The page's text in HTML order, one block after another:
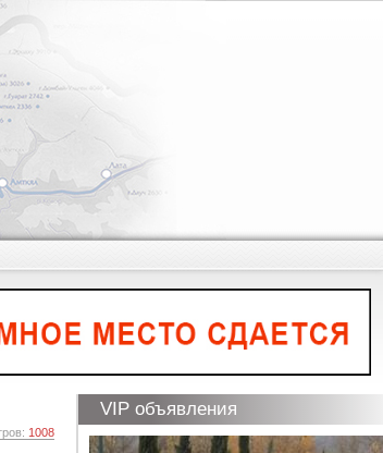
1008
VIP объявления